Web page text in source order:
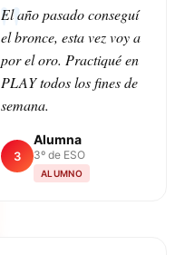
El año pasado conseguí
el bronce, esta vez voy a
por el oro. Practiqué en
PLAY todos los fines de
semana.
3
Alumna
3º de ESO
ALUMNO